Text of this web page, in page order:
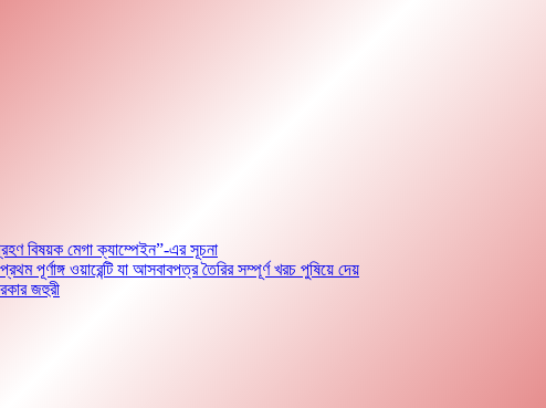
বিষয়ক মেগা ক্যাম্পেইন”-এর সূচনা
ওয়ারেন্টি যা আসবাবপত্র তৈরির সম্পূর্ণ খরচ পুষিয়ে দেয়
জহুরী